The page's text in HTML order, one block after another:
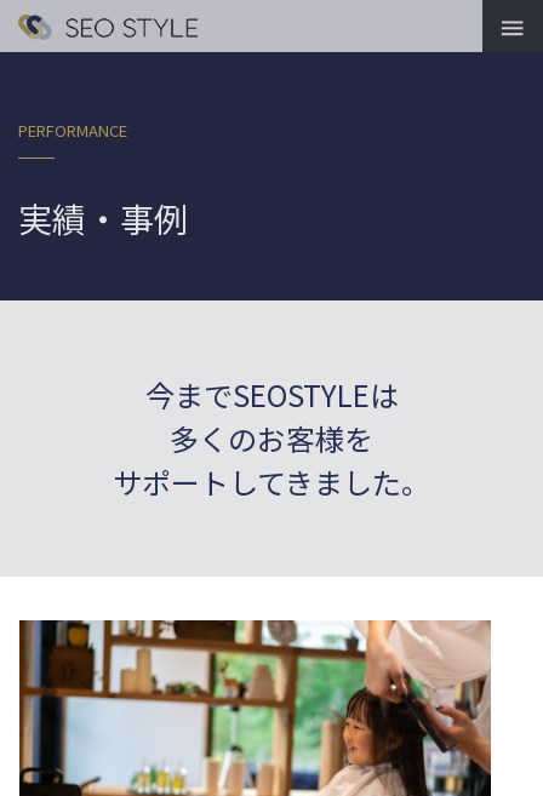

PERFORMANCE
実績・事例
今までSEOSTYLEは
多くのお客様を
サポートしてきました。